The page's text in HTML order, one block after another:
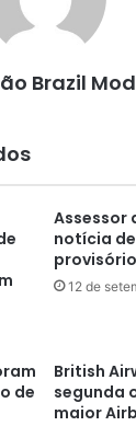
Brazil
Assessor
notícia
12 de
de
British
segunda
maior